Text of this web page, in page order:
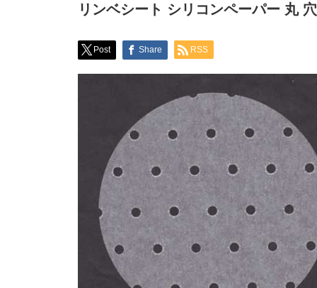
リンベシート シリコンペーパー 丸
Post Share RSS